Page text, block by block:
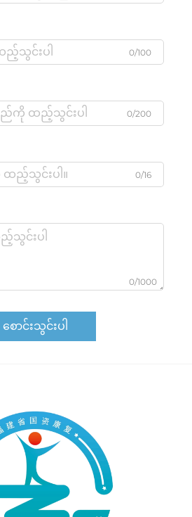
0/100
0/200
0/16
0/1000
စောင်းသွင်းပါ